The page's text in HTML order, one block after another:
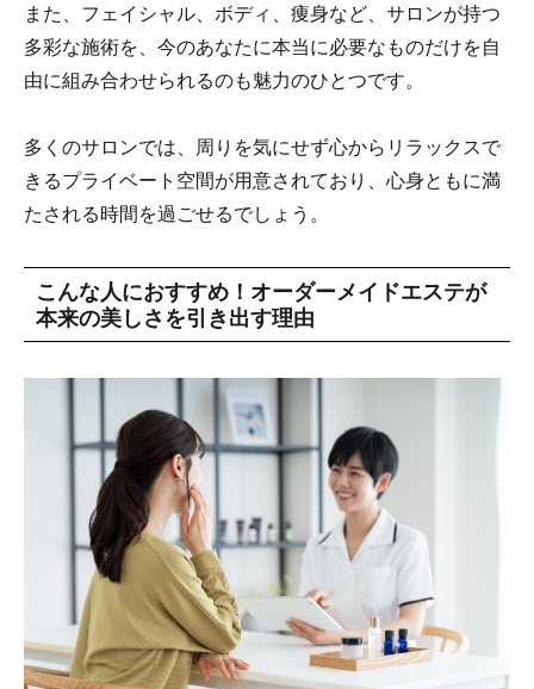
また、フェイシャル、ボディ、痩身など、サロンが持つ
多彩な施術を、今のあなたに本当に必要なものだけを自
由に組み合わせられるのも魅力のひとつです。
多くのサロンでは、周りを気にせず心からリラックスで
きるプライベート空間が用意されており、心身ともに満
たされる時間を過ごせるでしょう。
こんな人におすすめ！オーダーメイドエステが
本来の美しさを引き出す理由